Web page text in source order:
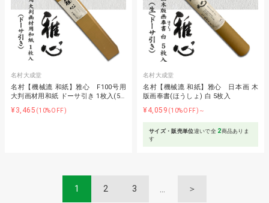
名村大成堂
名村【機械漉 和紙】雅心 F100号用
大判画材用和紙 ドーサ引き 1枚入(5…
¥3,465 (10%OFF)
名村大成堂
名村【機械漉 和紙】雅心 日本画 木
版画奉書(ほうしょ) 白 5枚入
¥4,059 (10%OFF)～
サイズ・販売単位違いで全 2商品ありま
す
1 2 3 ＞